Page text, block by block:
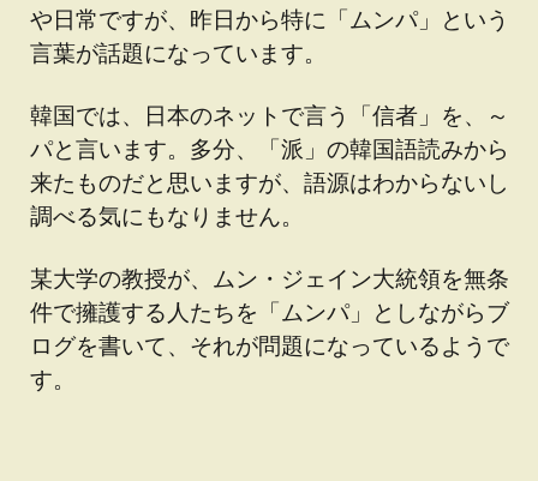
や日常ですが、昨日から特に「ムンパ」という
言葉が話題になっています。
韓国では、日本のネットで言う「信者」を、～
パと言います。多分、「派」の韓国語読みから
来たものだと思いますが、語源はわからないし
調べる気にもなりません。
某大学の教授が、ムン・ジェイン大統領を無条
件で擁護する人たちを「ムンパ」としながらブ
ログを書いて、それが問題になっているようで
す。